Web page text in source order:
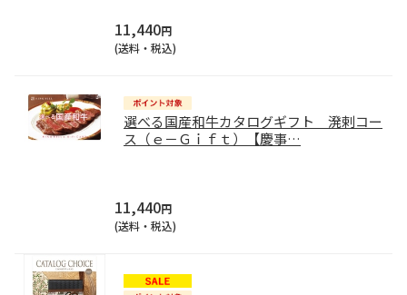
11,440円
(送料・税込)
選べる国産和牛カタログギフト 溌剌コー
ス（ｅ－Ｇｉｆｔ）【慶事…
11,440円
(送料・税込)